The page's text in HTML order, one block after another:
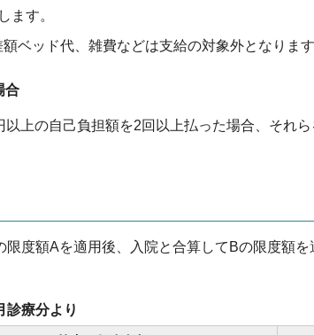
ます。
ベッド代、雑費などは支給の対象外となります
合
上の自己負担額を2回以上払った場合、それ
度額Aを適用後、入院と合算してBの限度額
診療分より